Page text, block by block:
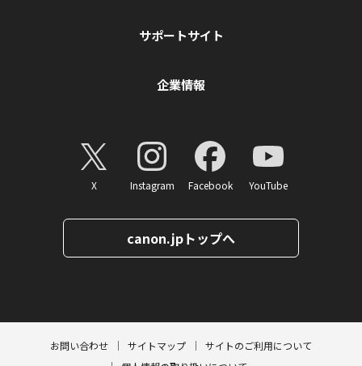
サポートサイト
企業情報
X Instagram Facebook YouTube
canon.jpトップへ
お問い合わせ サイトマップ
サイトのご利用について